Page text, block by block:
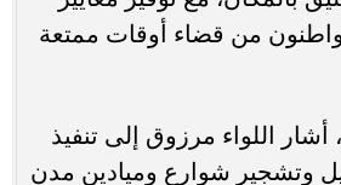
من قضاء أوقات ممتعة
اللواء مرزوق إلى تنفيذ
وتشجير شوارع وميادين مدن